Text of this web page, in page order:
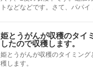
トなどなどです。さて、パパイ
姫とうがんが収穫のタイ
したので収穫します。
姫とうがんが収穫のタイミング
穫します。